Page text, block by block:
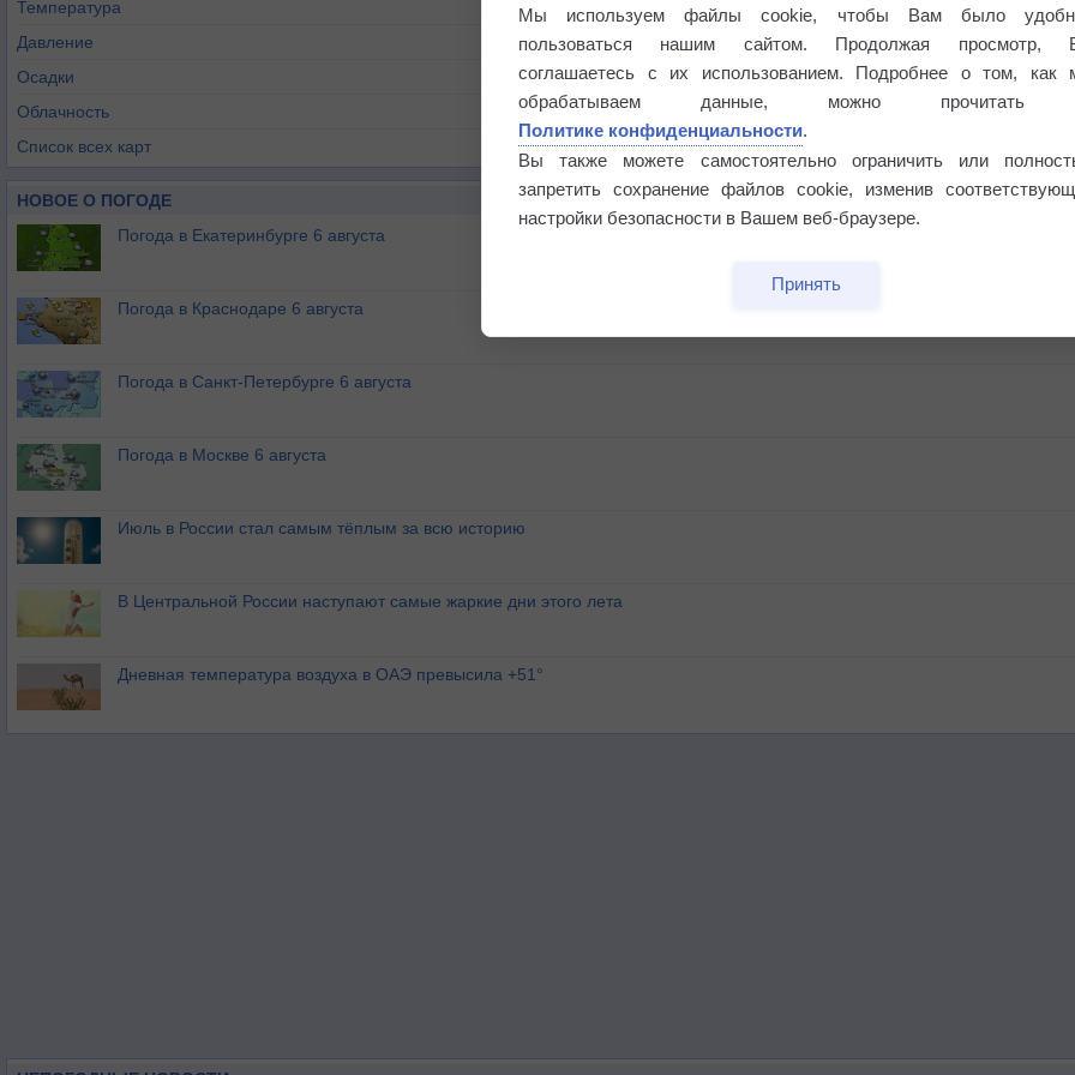
Температура
Давление
Осадки
Облачность
Список всех карт
НОВОЕ О ПОГОДЕ
Погода в Екатеринбурге 6 августа
Погода в Краснодаре 6 августа
Погода в Санкт-Петербурге 6 августа
Погода в Москве 6 августа
Июль в России стал самым тёплым за всю историю
В Центральной России наступают самые жаркие дни этого лета
Дневная температура воздуха в ОАЭ превысила +51°
Мы используем файлы cookie, чтобы Вам было
пользоваться нашим сайтом. Продолжая просмотр,
соглашаетесь с их использованием. Подробнее о том, как
обрабатываем данные, можно прочитать
Политике конфиденциальности.
Вы также можете самостоятельно ограничить или
запретить сохранение файлов cookie, изменив
настройки безопасности в Вашем веб-браузере.
Принять